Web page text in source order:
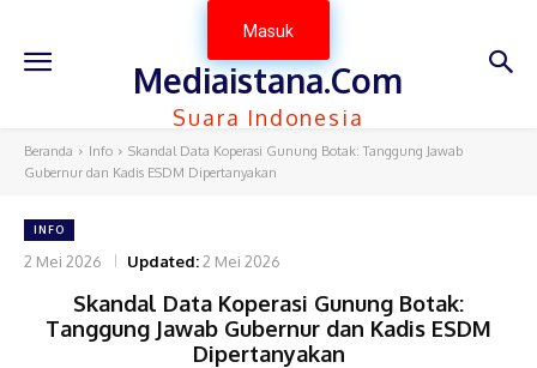
Masuk
Mediaistana.Com
Suara Indonesia
Beranda Info
Skandal Data Koperasi Gunung Botak: Tanggung Jawab
Gubernur dan Kadis ESDM Dipertanyakan
INFO
2 Mei 2026 Updated:2 Mei 2026
Skandal Data Koperasi Gunung Botak:
Tanggung Jawab Gubernur dan Kadis ESDM
Dipertanyakan